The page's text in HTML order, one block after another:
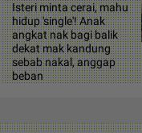
Isteri minta cerai, mahu
hidup 'single'! Anak
angkat nak bagi balik
dekat mak kandung
sebab nakal, anggap
beban